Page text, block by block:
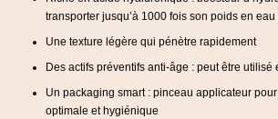
transporter jusqu’à 1000 fois son poids en eau
Une texture légère qui pénètre rapidement
Des actifs préventifs anti-âge : peut être utilisé
Un packaging smart : pinceau applicateur
optimale et hygiénique